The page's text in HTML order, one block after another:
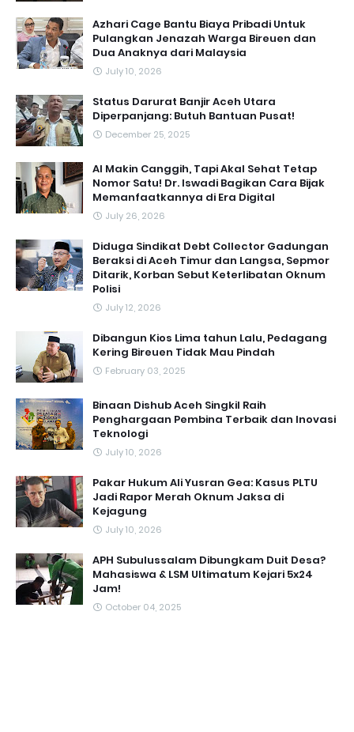
Azhari Cage Bantu Biaya Pribadi Untuk
Pulangkan Jenazah Warga Bireuen dan
Dua Anaknya dari Malaysia
July 10, 2026
Status Darurat Banjir Aceh Utara
Diperpanjang: Butuh Bantuan Pusat!
December 25, 2025
AI Makin Canggih, Tapi Akal Sehat Tetap
Nomor Satu! Dr. Iswadi Bagikan Cara Bijak
Memanfaatkannya di Era Digital
July 26, 2026
Diduga Sindikat Debt Collector Gadungan
Beraksi di Aceh Timur dan Langsa, Sepmor
Ditarik, Korban Sebut Keterlibatan Oknum
Polisi
July 12, 2026
Dibangun Kios Lima tahun Lalu, Pedagang
Kering Bireuen Tidak Mau Pindah
February 03, 2025
Binaan Dishub Aceh Singkil Raih
Penghargaan Pembina Terbaik dan Inovasi
Teknologi
July 10, 2026
Pakar Hukum Ali Yusran Gea: Kasus PLTU
Jadi Rapor Merah Oknum Jaksa di
Kejagung
July 10, 2026
APH Subulussalam Dibungkam Duit Desa?
Mahasiswa & LSM Ultimatum Kejari 5x24
Jam!
October 04, 2025